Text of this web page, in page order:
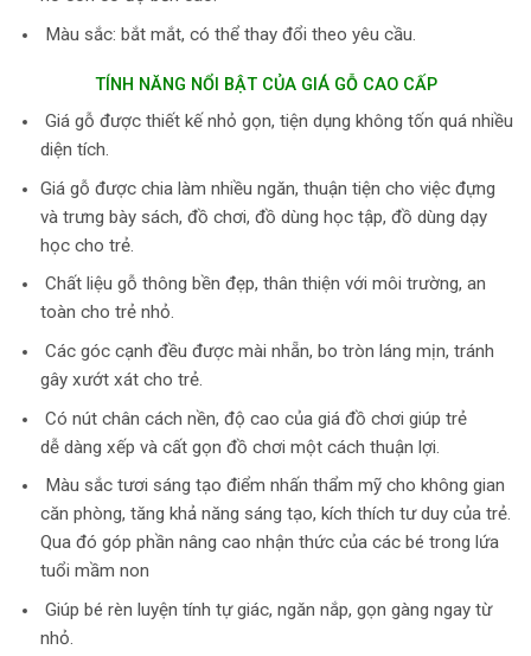
Màu sắc: bắt mắt, có thể thay đổi theo yêu cầu.
TÍNH NĂNG NỔI BẬT CỦA GIÁ GỖ CAO CẤP
Giá gỗ được thiết kế nhỏ gọn, tiện dụng không tốn quá nhiều
diện tích.
Giá gỗ được chia làm nhiều ngăn, thuận tiện cho việc đựng
và trưng bày sách, đồ chơi, đồ dùng học tập, đồ dùng dạy
học cho trẻ.
Chất liệu gỗ thông bền đẹp, thân thiện với môi trường, an
toàn cho trẻ nhỏ.
Các góc cạnh đều được mài nhẵn, bo tròn láng mịn, tránh
gây xướt xát cho trẻ.
Có nút chân cách nền, độ cao của giá đồ chơi giúp trẻ
dễ dàng xếp và cất gọn đồ chơi một cách thuận lợi.
Màu sắc tươi sáng tạo điểm nhấn thẩm mỹ cho không gian
căn phòng, tăng khả năng sáng tạo, kích thích tư duy của trẻ.
Qua đó góp phần nâng cao nhận thức của các bé trong lứa
tuổi mầm non
Giúp bé rèn luyện tính tự giác, ngăn nắp, gọn gàng ngay từ
nhỏ.